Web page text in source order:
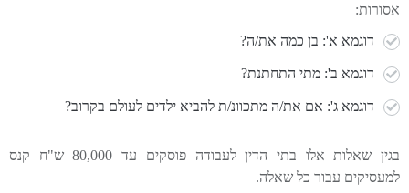
אסורות:
דוגמא א': בן כמה את/ה?
דוגמא ב': מתי התחתנת?
דוגמא ג': אם את/ה מתכוונ/ת להביא ילדים לעולם בקרוב?
בגין שאלות אלו בתי הדין לעבודה פוסקים עד 80,000 ש"ח קנס
למעסיקים עבור כל שאלה.